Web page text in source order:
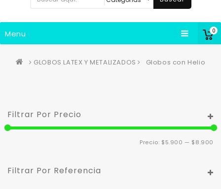
0
Menu
GLOBOS LATEX Y METALIZADOS Globos con Helio
Filtrar Por Precio
Precio: $5.900 — $8.900
Filtrar Por Referencia